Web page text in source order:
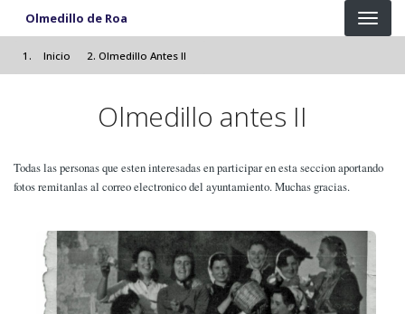
Pasar al contenido principal
Olmedillo de Roa
Inicio Olmedillo Antes II
Olmedillo antes II
Todas las personas que esten interesadas en participar en esta seccion aportando
fotos remitanlas al correo electronico del ayuntamiento. Muchas gracias.